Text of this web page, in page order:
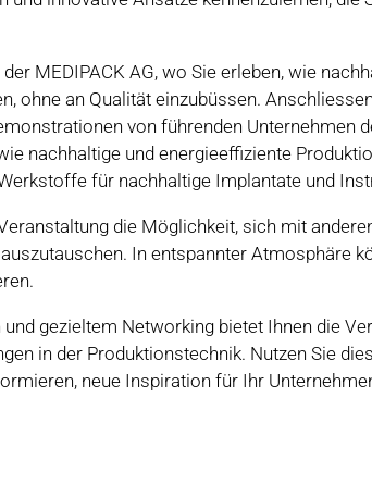
MEDIPACK AG, wo Sie erleben, wie
ohne an Qualität einzubüssen.
von führenden Unternehmen
nachhaltige und energieeffiziente
für nachhaltige Implantate und
die Möglichkeit, sich mit
In entspannter Atmosphäre
gezieltem Networking bietet Ihnen die
in der Produktionstechnik. Nutzen Sie
neue Inspiration für Ihr